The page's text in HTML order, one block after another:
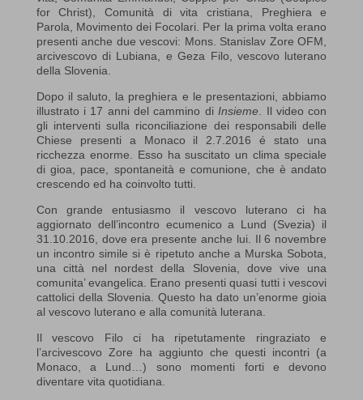
for Christ), Comunità di vita cristiana, Preghiera e
Parola, Movimento dei Focolari. Per la prima volta erano
presenti anche due vescovi: Mons. Stanislav Zore OFM,
arcivescovo di Lubiana, e Geza Filo, vescovo luterano
della Slovenia.
Dopo il saluto, la preghiera e le presentazioni, abbiamo
illustrato i 17 anni del cammino diInsieme. Il video con
gli interventi sulla riconciliazione dei responsabili delle
Chiese presenti a Monaco il 2.7.2016 é stato una
ricchezza enorme. Esso ha suscitato un clima speciale
di gioa, pace, spontaneità e comunione, che è andato
crescendo ed ha coinvolto tutti.
Con grande entusiasmo il vescovo luterano ci ha
aggiornato dell’incontro ecumenico a Lund (Svezia) il
31.10.2016, dove era presente anche lui. Il 6 novembre
un incontro simile si è ripetuto anche a Murska Sobota,
una città nel nordest della Slovenia, dove vive una
comunita’ evangelica. Erano presenti quasi tutti i vescovi
cattolici della Slovenia. Questo ha dato un’enorme gioia
al vescovo luterano e alla comunità luterana.
Il vescovo Filo ci ha ripetutamente ringraziato e
l’arcivescovo Zore ha aggiunto che questi incontri (a
Monaco, a Lund…) sono momenti forti e devono
diventare vita quotidiana.